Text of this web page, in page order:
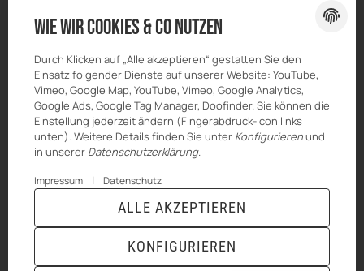
Ratgeber Bau & Trockenbau
* Alle Preise inkl. gesetzlicher USt., zzgl.
Wie wir Cookies & Co nutzen
Durch Klicken auf „Alle akzeptieren“ gestatten Sie den
Einsatz folgender Dienste auf unserer Website: YouTube,
Vimeo, Google Map, YouTube, Vimeo, Google Analytics,
Google Ads, Google Tag Manager, Doofinder. Sie können die
Einstellung jederzeit ändern (Fingerabdruck-Icon links
unten). Weitere Details finden Sie unter Konfigurierenund
in unserer Datenschutzerklärung.
Impressum | Datenschutz
KONFIGURIEREN
ALLE AKZEPTIEREN